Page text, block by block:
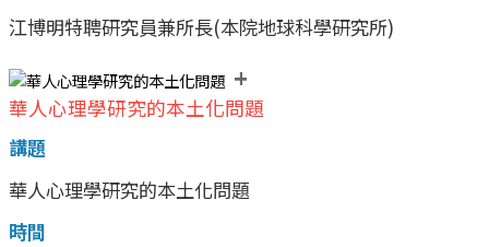
江博明特聘研究員兼所長(本院地球科學研究所)
+
華人心理學研究的本土化問題
講題
華人心理學研究的本土化問題
時間